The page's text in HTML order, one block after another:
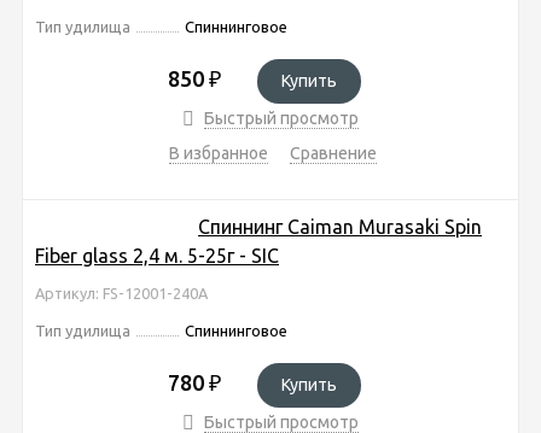
Тип удилища Спиннинговое
850 ₽
Купить
Быстрый просмотр
В избранное
Сравнение
Спиннинг Caiman Murasaki Spin
Fiber glass 2,4 м. 5-25г - SIC
Артикул: FS-12001-240A
Тип удилища Спиннинговое
780 ₽
Купить
Быстрый просмотр